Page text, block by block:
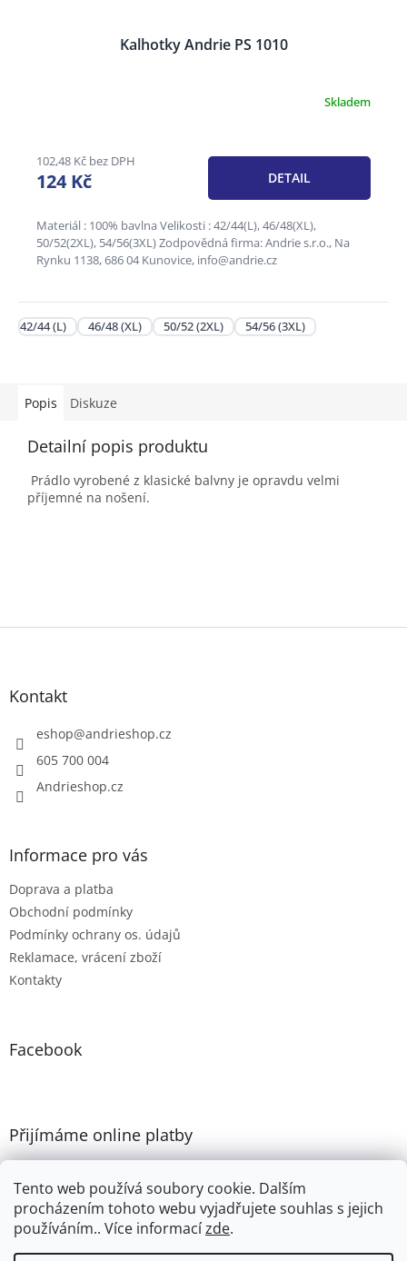
Tento web používá soubory cookie. Dalším
procházením tohoto webu vyjadřujete souhlas s jejich
používáním.. Více informacízde.
Kalhotky Andrie PS 1010
Skladem
102,48 Kč bez DPH
124 Kč DETAIL
Materiál : 100% bavlna Velikosti : 42/44(L), 46/48(XL),
50/52(2XL), 54/56(3XL) Zodpovědná firma: Andrie s.r.o., Na
Rynku 1138, 686 04 Kunovice, info@andrie.cz
42/44 (L) 46/48 (XL) 50/52 (2XL) 54/56 (3XL)
Popis Diskuze
Detailní popis produktu
Prádlo vyrobené z klasické balvny je opravdu velmi
příjemné na nošení.
Z
Kontakt
eshop@andrieshop.cz
605 700 004
Andrieshop.cz
Informace pro vás
Doprava a platba
Obchodní podmínky
Podmínky ochrany os. údajů
Reklamace, vrácení zboží
Kontakty
Facebook
Přijímáme online platby